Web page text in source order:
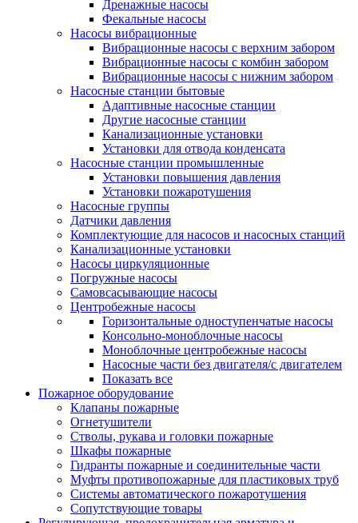
Дренажные насосы
Фекальные насосы
Насосы вибрационные
Вибрационные насосы с верхним забором
Вибрационные насосы с комбин забором
Вибрационные насосы с нижним забором
Насосные станции бытовые
Адаптивные насосные станции
Другие насосные станции
Канализационные установки
Установки для отвода конденсата
Насосные станции промышленные
Установки повышения давления
Установки пожаротушения
Насосные группы
Датчики давления
Комплектующие для насосов и насосных станций
Канализационные установки
Насосы циркуляционные
Погружные насосы
Самовсасывающие насосы
Центробежные насосы
Горизонтальные одноступенчатые насосы
Консольно-моноблочные насосы
Моноблочные центробежные насосы
Насосные части без двигателя/с двигателем
Показать все
Пожарное оборудование
Клапаны пожарные
Огнетушители
Стволы, рукава и головки пожарные
Шкафы пожарные
Гидранты пожарные и соединительные части
Муфты противопожарные для пластиковых труб
Системы автоматического пожаротушения
Сопутствующие товары